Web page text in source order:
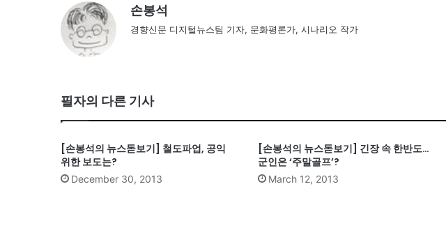
손봉석
경향신문 디지털뉴스팀 기자, 문화평론가, 시나리오 작가
필자의 다른 기사
[손봉석의 뉴스돋보기] 철도파업, 공익
위한 보도는?
December 30, 2013
[손봉석의 뉴스돋보기] 긴장 속 한반도…
군인은 ‘주말골프’?
March 12, 2013